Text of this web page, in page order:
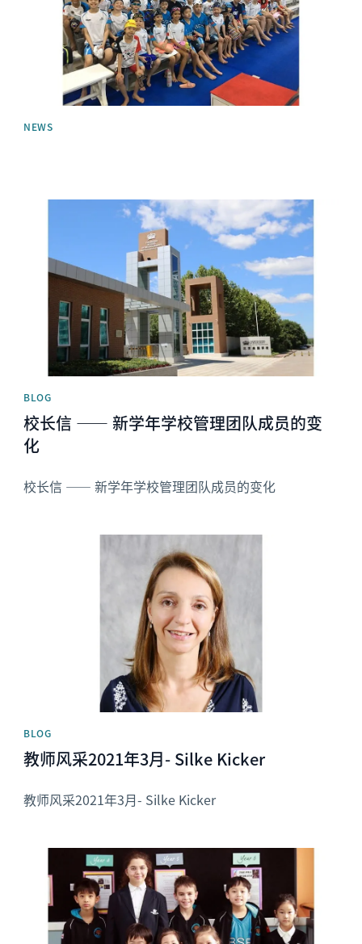
NEWS
BLOG
校长信 —— 新学年学校管理团队成员的变
化
校长信 —— 新学年学校管理团队成员的变化
BLOG
教师风采2021年3月- Silke Kicker
教师风采2021年3月- Silke Kicker
News image